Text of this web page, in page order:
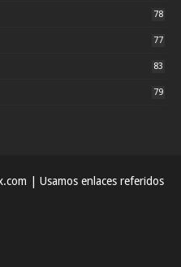
78
77
83
79
| Usamos enlaces referidos